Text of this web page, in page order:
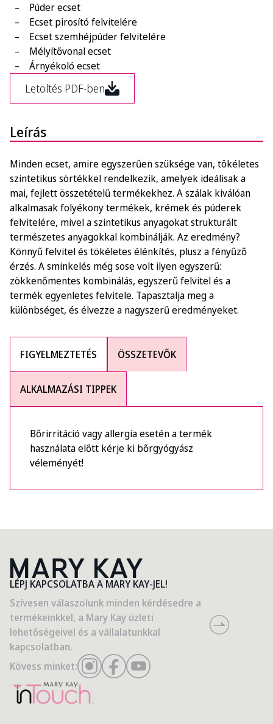
Púder ecset
Ecset pirosító felvitelére
Ecset szemhéjpúder felvitelére
Mélyítővonal ecset
Árnyékoló ecset
Letöltés PDF-ben
Leírás
Minden ecset, amire egyszerűen szüksége van, tökéletes
szintetikus sörtékkel rendelkezik, amelyek ideálisak a
mai, fejlett összetételű termékekhez. A szálak kiválóan
alkalmasak folyékony termékek, krémek és púderek
felvitelére, mivel a szintetikus anyagokat strukturált
természetes anyagokkal kombinálják. Az eredmény?
Könnyű felvitel és tökéletes élénkítés, plusz a fényűző
érzés. A sminkelés még sose volt ilyen egyszerű:
zökkenőmentes kombinálás, egyszerű felvitel és a
termék egyenletes felvitele. Tapasztalja meg a
különbséget, és élvezze a nagyszerű eredményeket.
FIGYELMEZTETÉS ÖSSZETEVŐK
ALKALMAZÁSI TIPPEK
Bőrirritáció vagy allergia esetén a termék
használata előtt kérje ki bőrgyógyász
véleményét!
LÉPJ KAPCSOLATBA A MARY KAY-JEL!
Szívesen válaszolunk minden kérdésedre a
termékeinkkel, a Mary Kay üzleti
lehetőségeivel és a vállalatunkkal
kapcsolatban.
Kövess minket: